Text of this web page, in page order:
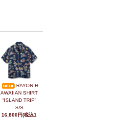
RAYON H
AWAIIAN SHIRT
“ISLAND TRIP”
S/S
16,800円(税込1